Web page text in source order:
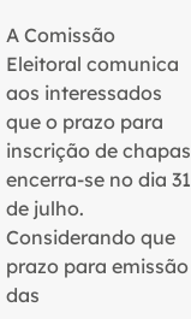
A Comissão
Eleitoral comunica
aos interessados
que o prazo para
inscrição de chapas
encerra-se no dia 31
de julho.
Considerando que
prazo para emissão
das